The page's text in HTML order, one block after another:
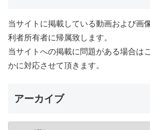
当サイトに掲載している動画および画
利者所有者に帰属致します。
当サイトへの掲載に問題がある場合は
かに対応させて頂きます。
アーカイブ